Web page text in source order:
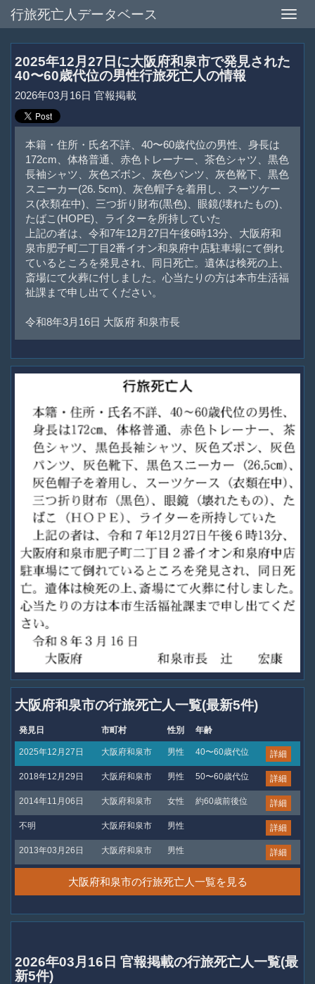
Toggle
行旅死亡人データベース
2025年12月27日に大阪府和泉市で発見された
40〜60歳代位の男性行旅死亡人の情報
2026年03月16日 官報掲載
本籍・住所・氏名不詳、40〜60歳代位の男性、身長は
172cm、体格普通、赤色トレーナー、茶色シャツ、黒色
長袖シャツ、灰色ズボン、灰色パンツ、灰色靴下、黒色
スニーカー(26. 5cm)、灰色帽子を着用し、スーツケー
ス(衣類在中)、三つ折り財布(黒色)、眼鏡(壊れたもの)、
たばこ(HOPE)、ライターを所持していた
上記の者は、令和7年12月27日午後6時13分、大阪府和
泉市肥子町二丁目2番イオン和泉府中店駐車場にて倒れ
ているところを発見され、同日死亡。遺体は検死の上、
斎場にて火葬に付しました。心当たりの方は本市生活福
祉課まで申し出てください。
令和8年3月16日 大阪府 和泉市長
大阪府和泉市の行旅死亡人一覧(最新5件)
発見日 市町村 性別 年齢
2025年12月27日 大阪府和泉市 男性 40〜60歳代位 詳細
2018年12月29日 大阪府和泉市 男性 50〜60歳代位 詳細
2014年11月06日 大阪府和泉市 女性 約60歳前後位 詳細
不明 大阪府和泉市 男性 詳細
2013年03月26日 大阪府和泉市 男性 詳細
大阪府和泉市の行旅死亡人一覧を見る
2026年03月16日 官報掲載の行旅死亡人一覧(最
新5件)